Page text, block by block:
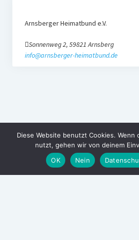
Arnsberger Heimatbund e.V.
Sonnenweg 2, 59821 Arnsberg
info@arnsberger-heimatbund.de
Diese Website benutzt Cookies.
nutzt, gehen wir von deinem
OK
Nein